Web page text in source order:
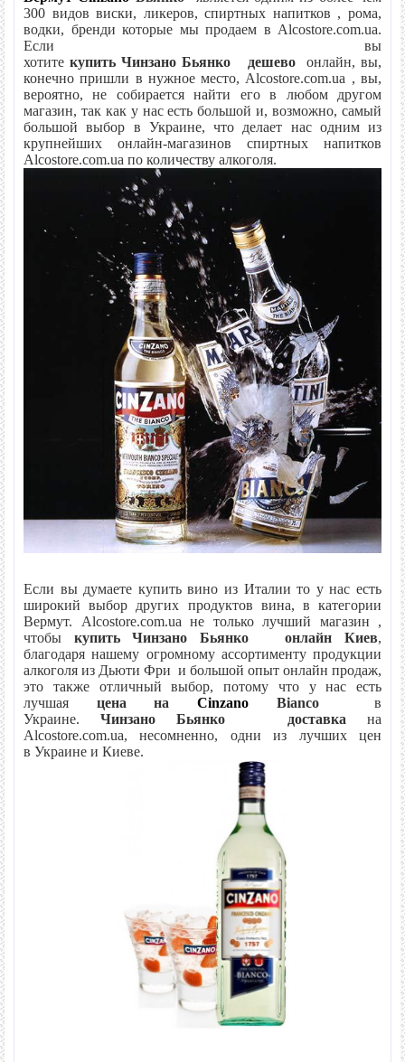
300 видов виски, ликеров, спиртных напитков , рома,
водки, бренди которые мы продаем в Alcostore.com.ua.
Если вы
хотитекупитьЧинзаноБьянко дешево
онлайн, вы,
конечно пришли в нужное место, Alcostore.com.ua , вы,
вероятно, не собирается найти его в любом другом
магазин, так как у нас есть большой и, возможно, самый
большой выбор в Украине, что делает нас одним из
крупнейших онлайн-магазинов спиртных напитков
Alcostore.com.ua по количеству алкоголя.
Если вы думаете купить вино из Италиито у нас есть
широкий выбор других продуктов вина, в категории
Вермут. Alcostore.com.ua не только лучший магазин ,
чтобы купитьЧинзано Бьянко онлайн Киев,
благодаря нашему огромному ассортименту продукции
алкоголя из Дьюти Фри и большой опыт онлайн продаж,
это также отличный выбор, потому что у нас есть
лучшая цена наCinzano Bianco
в
Украине. Чинзано Бьянко доставка на
Alcostore.com.ua, несомненно, одни из лучших цен
в Украине и Киеве.